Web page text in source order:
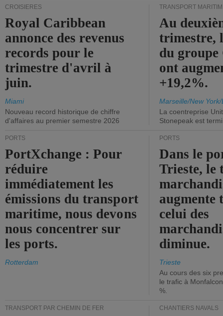
CROISIÈRES
Royal Caribbean
annonce des revenus
records pour le
trimestre d'avril à
juin.
Miami
Nouveau record historique de chiffre
d'affaires au premier semestre 2026
TRANSPORT
Au
trimestre,
du
ont
+19,2%.
Marseille/New
La coentreprise
Stonepeak est
PORTS
PortXchange : Pour
réduire
immédiatement les
émissions du transport
maritime, nous devons
nous concentrer sur
les ports.
Rotterdam
PORTS
Dans le
Trieste, le
augmente
celui des
diminue.
Trieste
Au cours des six
le trafic à
%.
TRANSPORT PAR CHEMIN DE FER CHANTIERS NAVALS